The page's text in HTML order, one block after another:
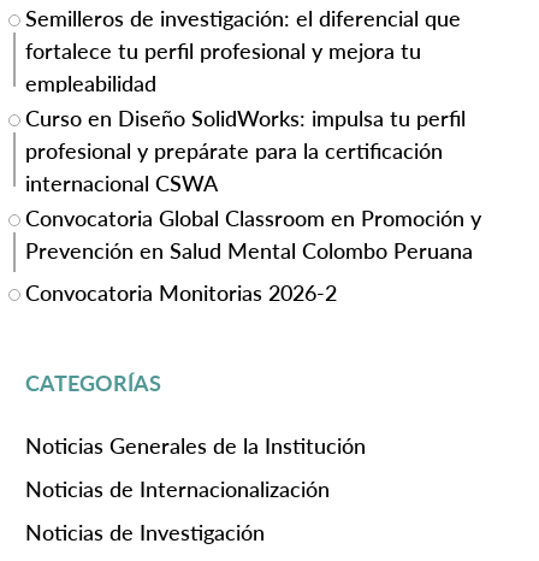
Semilleros de investigación: el diferencial que
fortalece tu perfil profesional y mejora tu
empleabilidad
Curso en Diseño SolidWorks: impulsa tu perfil
profesional y prepárate para la certificación
internacional CSWA
Convocatoria Global Classroom en Promoción y
Prevención en Salud Mental Colombo Peruana
Convocatoria Monitorias 2026-2
CATEGORÍAS
Noticias Generales de la Institución
Noticias de Internacionalización
Noticias de Investigación